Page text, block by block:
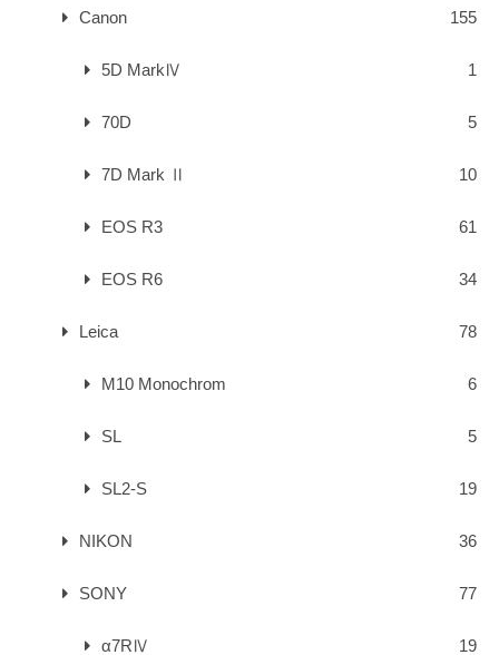
Canon 155
5D MarkⅣ 1
70D 5
7D Mark Ⅱ 10
EOS R3 61
EOS R6 34
Leica 78
M10 Monochrom 6
SL 5
SL2-S 19
NIKON 36
SONY 77
α7RⅣ 19